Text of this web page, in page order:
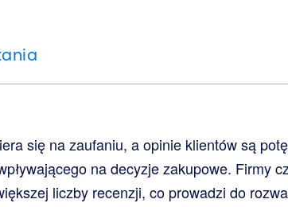
się na zaufaniu, a opinie klientów są
na decyzje zakupowe. Firmy
liczby recenzji, co prowadzi do